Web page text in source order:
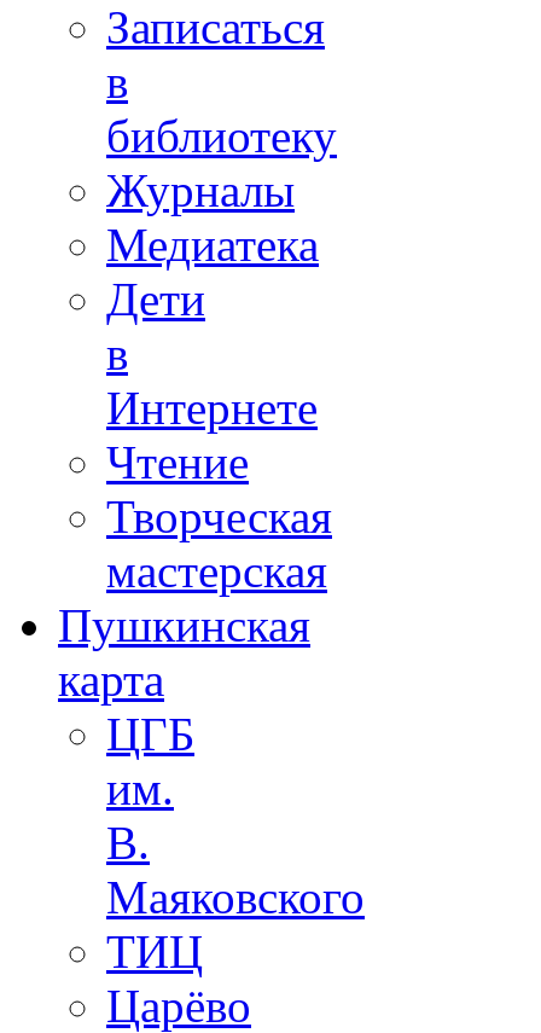
Записаться
в
библиотеку
Журналы
Медиатека
Дети
в
Интернете
Чтение
Творческая
мастерская
Пушкинская
карта
ЦГБ
им.
В.
Маяковского
ТИЦ
Царёво